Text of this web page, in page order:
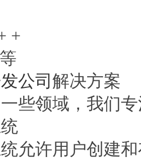
+
公司 解决方案
些领域，我们
允许用户创建